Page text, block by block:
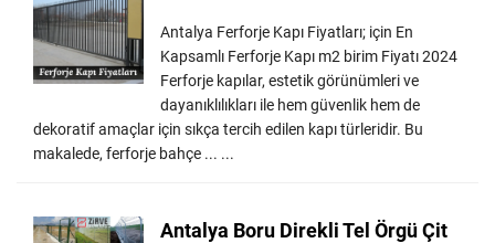
Antalya Ferforje Kapı Fiyatları; için En
Kapsamlı Ferforje Kapı m2 birim Fiyatı 2024
Ferforje kapılar, estetik görünümleri ve
dayanıklılıkları ile hem güvenlik hem de
dekoratif amaçlar için sıkça tercih edilen kapı türleridir. Bu
makalede, ferforje bahçe ... ...
Antalya Boru Direkli Tel Örgü Çit